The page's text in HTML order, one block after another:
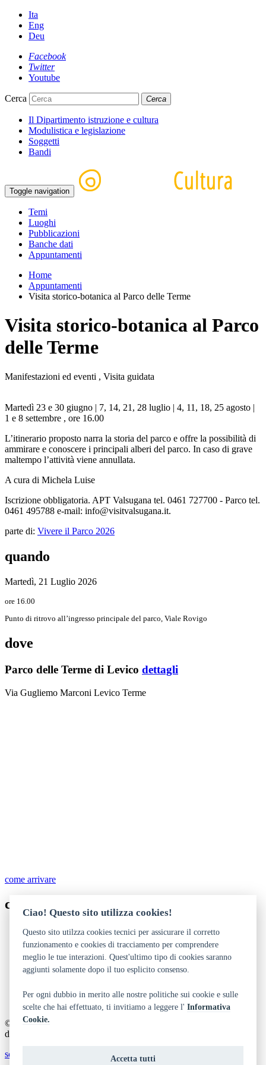
Ita
Eng
Deu
Facebook
Twitter
Youtube
Cerca Cerca
Il Dipartimento istruzione e cultura
Modulistica e legislazione
Soggetti
Bandi
Toggle navigation
Temi
Luoghi
Pubblicazioni
Banche dati
Appuntamenti
Home
Appuntamenti
Visita storico-botanica al Parco delle Terme
Visita storico-botanica al Parco
delle Terme
Manifestazioni ed eventi , Visita guidata
Martedì 23 e 30 giugno | 7, 14, 21, 28 luglio | 4, 11, 18, 25 agosto |
1 e 8 settembre , ore 16.00
L’itinerario proposto narra la storia del parco e offre la possibilità di
ammirare e conoscere i principali alberi del parco. In caso di grave
maltempo l’attività viene annullata.
A cura di Michela Luise
Iscrizione obbligatoria. APT Valsugana tel. 0461 727700 - Parco tel.
0461 495788 e-mail: info@visitvalsugana.it.
parte di: Vivere il Parco 2026
quando
Martedì, 21 Luglio 2026
ore 16.00
Punto di ritrovo all’ingresso principale del parco, Viale Rovigo
dove
Parco delle Terme di Levico dettagli
Via Gugliemo Marconi Levico Terme
come arrivare
contatti
0461 706824 - 496123
parco.levico@provincia.tn.it
http://www.naturambiente.provincia.tn.it
Dichiarazione di accessibilità
Note legali e crediti
Art Bonus
© 2014 - 2026 TrentinoCultura - Ideazione e coordinamento a cura
del Dipartimento Cultura, Turismo, Promozione e Sport
scrivi alla redazione
Ciao! Questo sito utilizza cookies!
Questo sito utilzza cookies tecnici per assicurare il corretto
funzionamento e cookies di tracciamento per comprendere
meglio le tue interazioni. Quest'ultimo tipo di cookies saranno
aggiunti solamente dopo il tuo esplicito consenso.
Per ogni dubbio in merito alle nostre politiche sui cookie e sulle
scelte che hai effettuato, ti invitiamo a leggere l'Informativa
Cookie.
Accetta tutti